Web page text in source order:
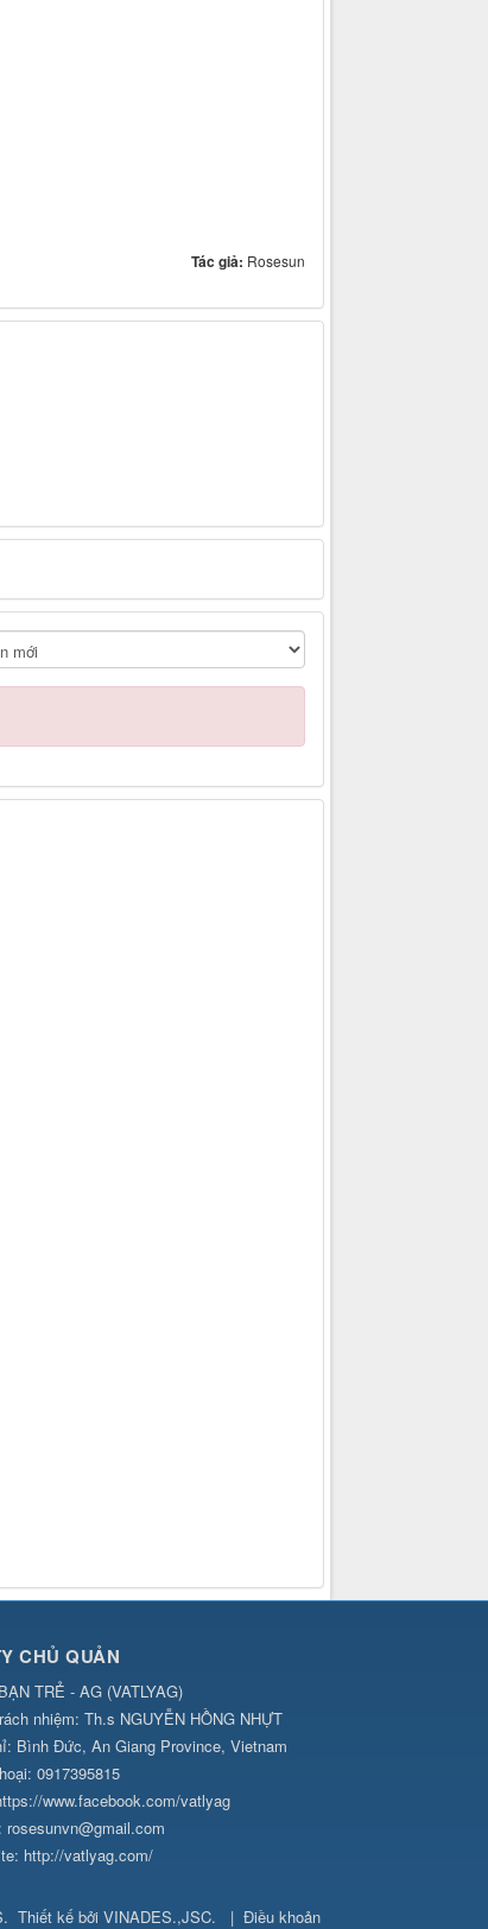
Tác giả: Rosesun
CHỦ QUẢN
TRẺ - AG (VATLYAG)
nhiệm: Th.s NGUYỄN HỒNG NHỰT
Bình Đức, An Giang Province, Vietnam
0917395815
www.facebook.com/vatlyag
rosesunvn@gmail.com
http://vatlyag.com/
. Thiết kế bởi VINADES.,JSC. | Điều khoản